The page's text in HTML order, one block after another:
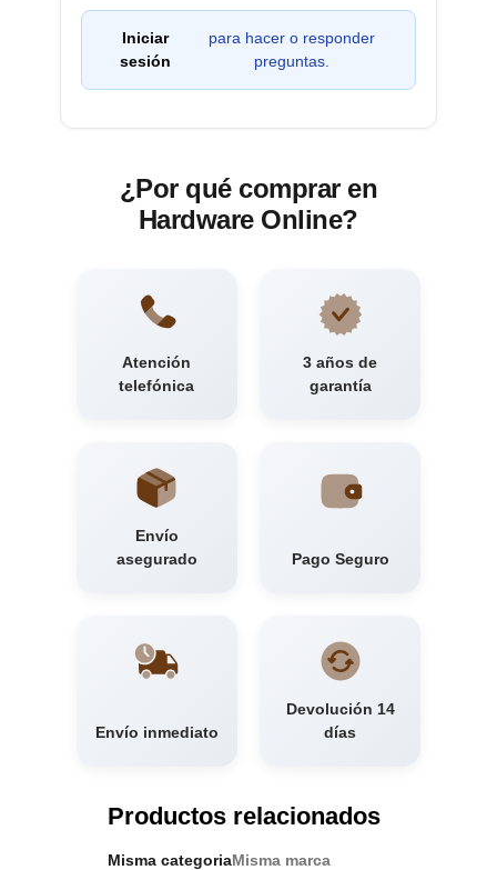
Iniciar
sesión
para hacer o responder
preguntas.
¿Por qué comprar en
Hardware Online?
Atención
telefónica
3 años de
garantía
Envío
asegurado
Pago Seguro
Envío inmediato
Devolución 14
días
Productos relacionados
Misma categoriaMisma marca